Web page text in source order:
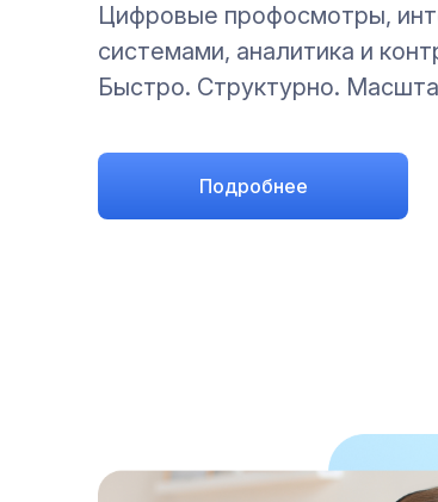
Цифровые профосмотры,
системами, аналитика и
Быстро. Структурно.
Подробнее